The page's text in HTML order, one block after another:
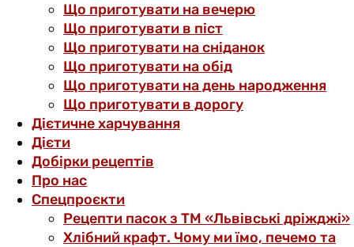
Що приготувати на вечерю
Що приготувати в піст
Що приготувати на сніданок
Що приготувати на обід
Що приготувати на день народження
Що приготувати в дорогу
Дієтичне харчування
Дієти
Добірки рецептів
Про нас
Спецпроєкти
Рецепти пасок з ТМ «Львівські дріжджі»
Хлібний крафт. Чому ми їмо, печемо та